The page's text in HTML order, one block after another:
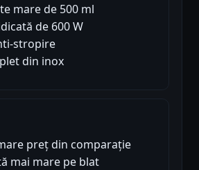
mare de 500 ml
de 600 W
stropire
din inox
preț din comparație
mai mare pe blat